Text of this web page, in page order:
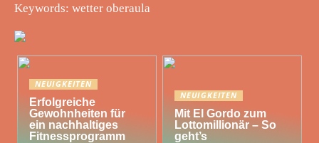
Keywords: wetter oberaula
NEUIGKEITEN
Erfolgreiche
Gewohnheiten für
ein nachhaltiges
Fitnessprogramm
NEUIGKEITEN
Mit El Gordo zum
Lottomillionär – So
geht’s